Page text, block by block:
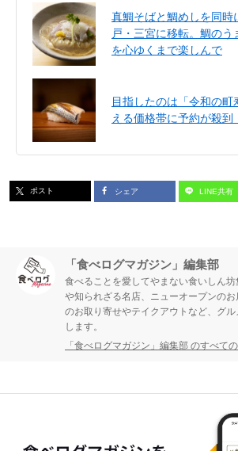
真鯛そばと鯛めしを同時
戸・三宮に移転。鯛のう
を心ゆくまで楽しんで
目指したのは「令和の町
える価格帯に予約が殺到
ポスト シェア LINE共有
「食べログマガジン」編集部
食べることを愛してやまない食いしん
や知られざる名店、ニューオープンの
のお取り寄せやテイクアウトなど、グ
します。
「食べログマガジン」編集部 のすべて